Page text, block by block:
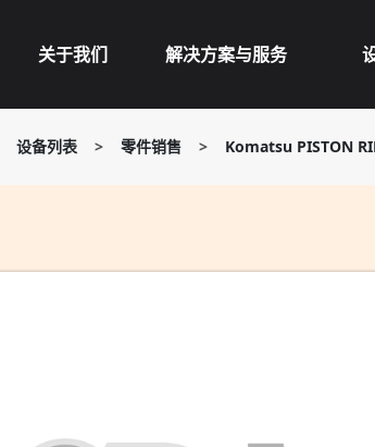
关于我们 解决方案与服务
设备列表 > 零件销售 > Komatsu PISTON